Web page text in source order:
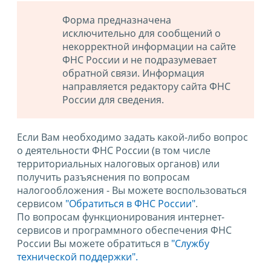
Форма предназначена
исключительно для сообщений о
некорректной информации на сайте
ФНС России и не подразумевает
обратной связи. Информация
направляется редактору сайта ФНС
России для сведения.
Если Вам необходимо задать какой-либо вопрос
о деятельности ФНС России (в том числе
территориальных налоговых органов) или
получить разъяснения по вопросам
налогообложения - Вы можете воспользоваться
сервисом "Обратиться в ФНС России".
По вопросам функционирования интернет-
сервисов и программного обеспечения ФНС
России Вы можете обратиться в "Службу
технической поддержки".